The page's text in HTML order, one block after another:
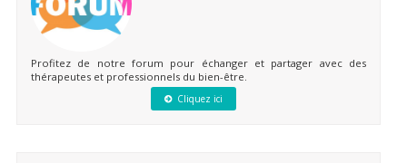
Profitez de notre forum pour échanger et partager avec des
thérapeutes et professionnels du bien-être.
Cliquez ici